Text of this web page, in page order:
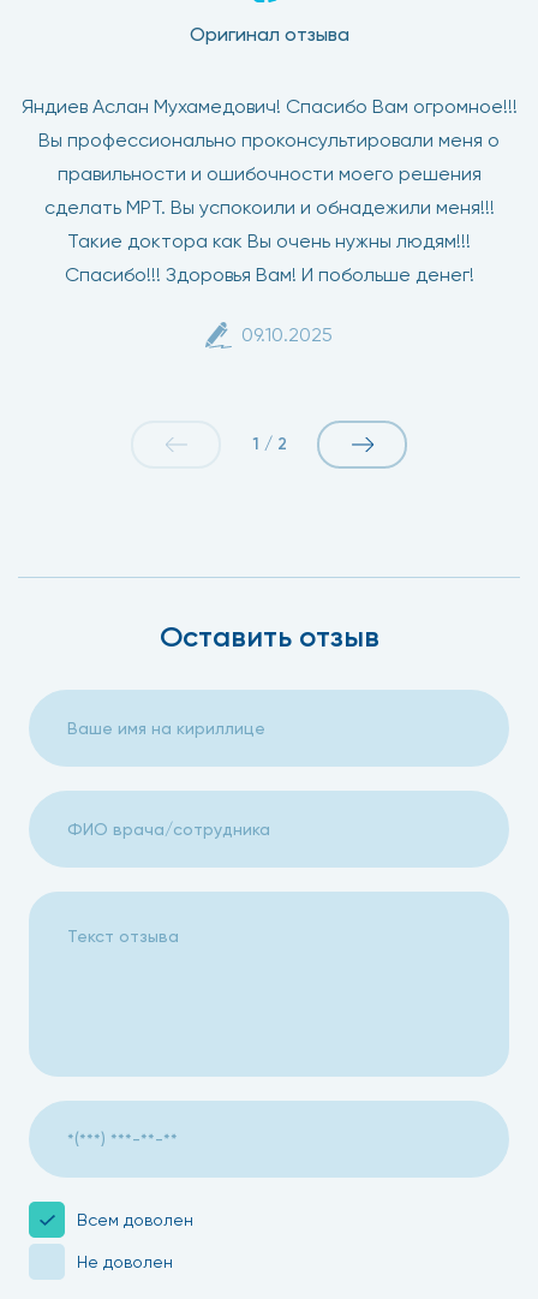
Оригинал отзыва
Яндиев Аслан Мухамедович! Спасибо Вам огромное!!!
Вы профессионально проконсультировали меня о
правильности и ошибочности моего решения
сделать МРТ. Вы успокоили и обнадежили меня!!!
Такие доктора как Вы очень нужны людям!!!
Спасибо!!! Здоровья Вам! И побольше денег!
09.10.2025
1 / 2
Оставить отзыв
Всем доволен
Не доволен